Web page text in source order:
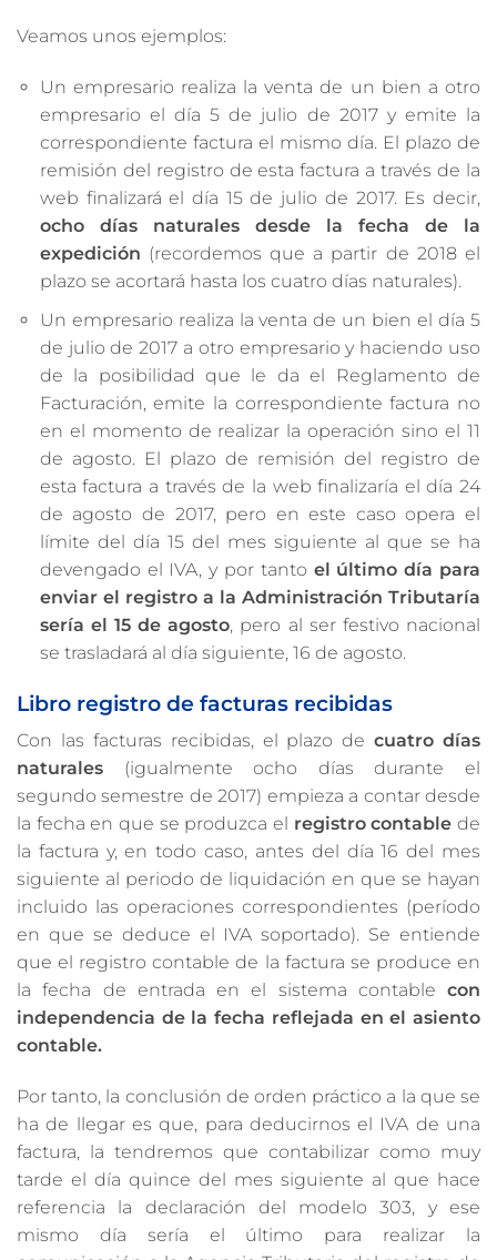
Veamos unos ejemplos:
Un empresario realiza la venta de un bien a otro
empresario el día 5 de julio de 2017 y emite la
correspondiente factura el mismo día. El plazo de
remisión del registro de esta factura a través de la
web finalizará el día 15 de julio de 2017. Es decir,
ocho días naturales desde la fecha de la
expedición (recordemos que a partir de 2018 el
plazo se acortará hasta los cuatro días naturales).
Un empresario realiza la venta de un bien el día 5
de julio de 2017 a otro empresario y haciendo uso
de la posibilidad que le da el Reglamento de
Facturación, emite la correspondiente factura no
en el momento de realizar la operación sino el 11
de agosto. El plazo de remisión del registro de
esta factura a través de la web finalizaría el día 24
de agosto de 2017, pero en este caso opera el
límite del día 15 del mes siguiente al que se ha
devengado el IVA, y por tanto el último día para
enviar el registro a la Administración Tributaría
sería el 15 de agosto, pero al ser festivo nacional
se trasladará al día siguiente, 16 de agosto.
Libro registro de facturas recibidas
Con las facturas recibidas, el plazo decuatro días
naturales (igualmente ocho días durante el
segundo semestre de 2017) empieza a contar desde
la fecha en que se produzca el registro contable de
la factura y, en todo caso, antes del día 16 del mes
siguiente al periodo de liquidación en que se hayan
incluido las operaciones correspondientes (período
en que se deduce el IVA soportado). Se entiende
que el registro contable de la factura se produce en
la fecha de entrada en el sistema contable con
independencia de la fecha reflejada en el asiento
contable.
Por tanto, la conclusión de orden práctico a la que se
ha de llegar es que, para deducirnos el IVA de una
factura, la tendremos que contabilizar como muy
tarde el día quince del mes siguiente al que hace
referencia la declaración del modelo 303, y ese
mismo día sería el último para realizar la